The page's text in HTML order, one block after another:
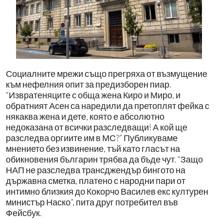
Социалните мрежи също прегряха от възмущение
към нефелния опит за предизборен пиар.
“Извратеняците с обща жена Киро и Миро, и
обратният Асен са наредили да претоплят фейка с
някаква жена и дете, която е абсолютно
недоказана от всички разследващи! А кой ще
разследва оргиите им в МС?” Публикуваме
мнението без извинение, тъй като гласът на
обикновения българин трябва да бъде чут. “Защо
НАП не разследва трансджендър бингото на
държавна сметка, платено с народни пари от
интимно близкия до Кокорчо Василев екс културен
министър Наско”, пита друг потребител във
Фейсбук.